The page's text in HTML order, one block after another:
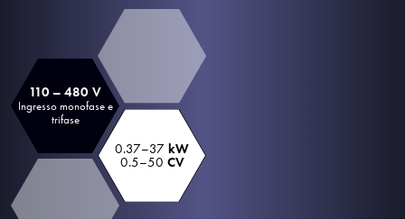
110 – 480 V
Ingresso monofase e
trifase
0.37–37 kW
0.5–50 CV